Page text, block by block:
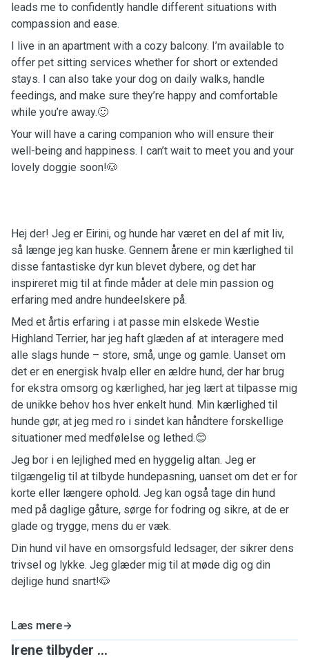
leads me to confidently handle different situations with
compassion and ease.
I live in an apartment with a cozy balcony. I’m available to
offer pet sitting services whether for short or extended
stays. I can also take your dog on daily walks, handle
feedings, and make sure they’re happy and comfortable
while you’re away.🙂
Your will have a caring companion who will ensure their
well-being and happiness. I can’t wait to meet you and your
lovely doggie soon!🐶
Hej der! Jeg er Eirini, og hunde har været en del af mit liv,
så længe jeg kan huske. Gennem årene er min kærlighed til
disse fantastiske dyr kun blevet dybere, og det har
inspireret mig til at finde måder at dele min passion og
erfaring med andre hundeelskere på.
Med et årtis erfaring i at passe min elskede Westie
Highland Terrier, har jeg haft glæden af at interagere med
alle slags hunde – store, små, unge og gamle. Uanset om
det er en energisk hvalp eller en ældre hund, der har brug
for ekstra omsorg og kærlighed, har jeg lært at tilpasse mig
de unikke behov hos hver enkelt hund. Min kærlighed til
hunde gør, at jeg med ro i sindet kan håndtere forskellige
situationer med medfølelse og lethed.😊
Jeg bor i en lejlighed med en hyggelig altan. Jeg er
tilgængelig til at tilbyde hundepasning, uanset om det er for
korte eller længere ophold. Jeg kan også tage din hund
med på daglige gåture, sørge for fodring og sikre, at de er
glade og trygge, mens du er væk.
Din hund vil have en omsorgsfuld ledsager, der sikrer dens
trivsel og lykke. Jeg glæder mig til at møde dig og din
dejlige hund snart!🐶
Læs mere
Irene tilbyder ...